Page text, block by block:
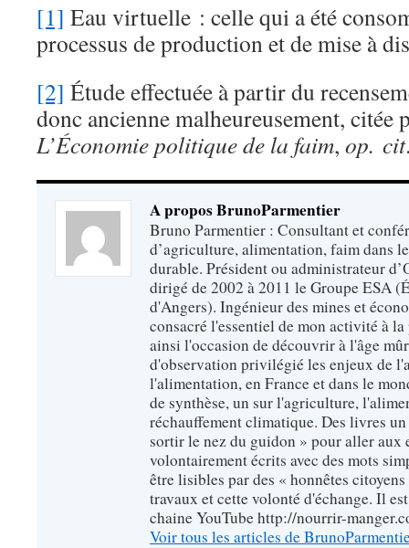
[1] Eau virtuelle : celle qui a été
processus de production et de mise à
[2] Étude effectuée à partir du
donc ancienne malheureusement, citée
L’Économie politique de la faim, op. cit
A propos BrunoParmentier
Bruno Parmentier : Consultant et
d’agriculture, alimentation, faim dans
durable. Président ou administrateur
dirigé de 2002 à 2011 le Groupe ESA
d'Angers). Ingénieur des mines et
consacré l'essentiel de mon activité à
ainsi l'occasion de découvrir à l'âge
d'observation privilégié les enjeux de
l'alimentation, en France et dans le
de synthèse, un sur l'agriculture,
réchauffement climatique. Des livres
sortir le nez du guidon » pour aller aux
volontairement écrits avec des mots
être lisibles par des « honnêtes
travaux et cette volonté d'échange. Il
chaine YouTube http://nourrir-
Voir tous les articles de